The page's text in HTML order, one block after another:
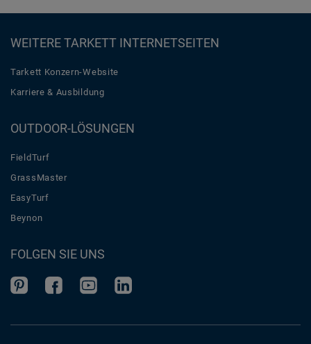
WEITERE TARKETT INTERNETSEITEN
Tarkett Konzern-Website
Karriere & Ausbildung
OUTDOOR-LÖSUNGEN
FieldTurf
GrassMaster
EasyTurf
Beynon
FOLGEN SIE UNS